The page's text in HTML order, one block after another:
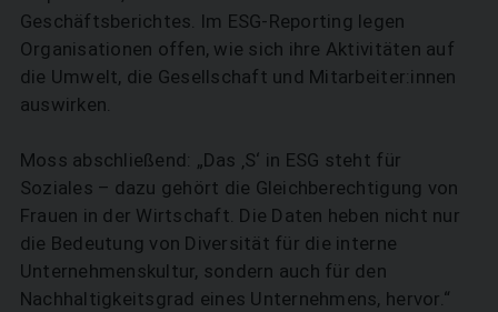
Geschäftsberichtes. Im ESG-Reporting legen
Organisationen offen, wie sich ihre Aktivitäten auf
die Umwelt, die Gesellschaft und Mitarbeiter:innen
auswirken.
Moss abschließend: „Das ‚S‘ in ESG steht für
Soziales – dazu gehört die Gleichberechtigung von
Frauen in der Wirtschaft. Die Daten heben nicht nur
die Bedeutung von Diversität für die interne
Unternehmenskultur, sondern auch für den
Nachhaltigkeitsgrad eines Unternehmens, hervor.“